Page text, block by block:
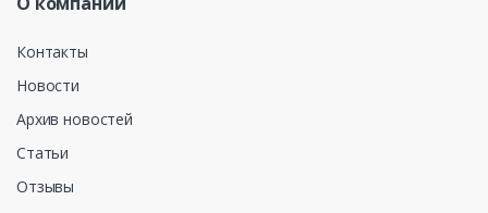
Контакты
Новости
Архив новостей
Статьи
Отзывы